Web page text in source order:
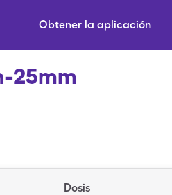
Obtener la aplicación
25mm
Dosis